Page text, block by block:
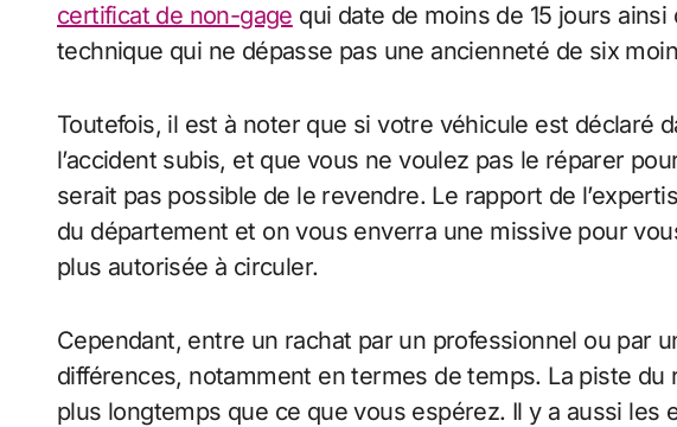
certificat de non-gage qui date de moins de 15 jours
technique qui ne dépasse pas une ancienneté de six
Toutefois, il est à noter que si votre véhicule est déclaré
l’accident subis, et que vous ne voulez pas le réparer
serait pas possible de le revendre. Le rapport de
du département et on vous enverra une missive pour
plus autorisée à circuler.
Cependant, entre un rachat par un professionnel ou par
différences, notamment en termes de temps. La piste
plus longtemps que ce que vous espérez. Il y a aussi les